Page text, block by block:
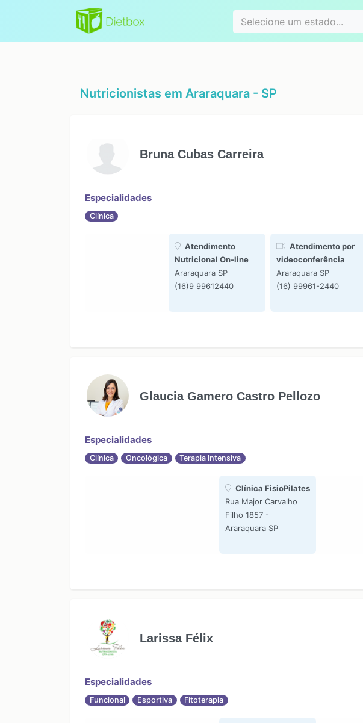
Selecione um estado...
Nutricionistas em Araraquara - SP
Bruna Cubas Carreira
Especialidades
Clínica
Atendimento
Nutricional On-line
Araraquara SP
(16)9 99612440
Atendimento por
videoconferência
Araraquara SP
(16) 99961-2440
Glaucia Gamero Castro Pellozo
Especialidades
Clínica Oncológica Terapia Intensiva
Clínica FisioPilates
Rua Major Carvalho
Filho 1857 -
Araraquara SP
Larissa Félix
Especialidades
Funcional Esportiva Fitoterapia